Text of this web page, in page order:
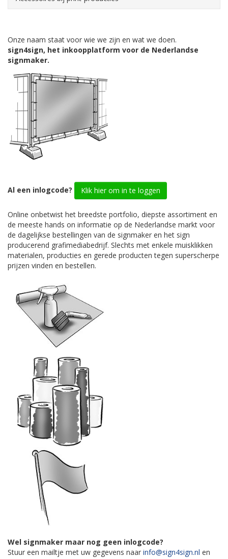
Onze naam staat voor wie we zijn en wat we doen.
sign4sign, het inkoopplatform voor de Nederlandse
signmaker.
Al een inlogcode? Klik hier om in te loggen
Online onbetwist het breedste portfolio, diepste assortiment en
de meeste hands on informatie op de Nederlandse markt voor
de dagelijkse bestellingen van de signmaker en het sign
producerend grafimediabedrijf. Slechts met enkele muisklikken
materialen, producties en gerede producten tegen superscherpe
prijzen vinden en bestellen.
Wel signmaker maar nog geen inlogcode?
Stuur een mailtje met uw gegevens naar info@sign4sign.nl en